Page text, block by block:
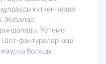
қаржылық
күткен кезде
Жобалар
Үстеме
Шот-фактуралар кеш